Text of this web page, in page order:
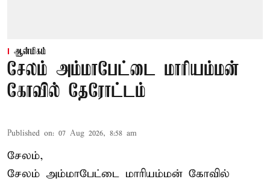
ஆன்மிகம்
சேலம் அம்மாபேட்டை மாரியம்மன்
கோவில் தேரோட்டம்
Published on: 07 Aug 2026, 8:58 am
சேலம்,
சேலம் அம்மாபேட்டை மாரியம்மன் கோவில்